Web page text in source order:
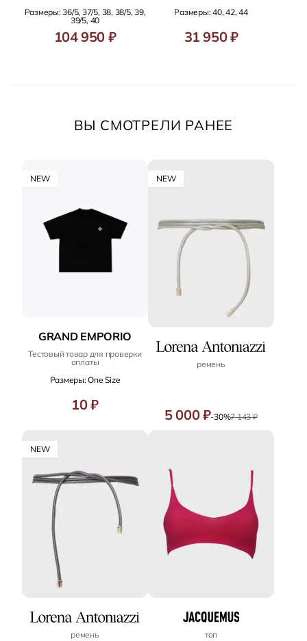
Размеры: 36/5, 37/5, 38, 38/5, 39,
39/5, 40
104 950 ₽
Размеры: 40, 42, 44
31 950 ₽
ВЫ СМОТРЕЛИ РАНЕЕ
NEW
GRAND EMPORIO
Тестовый товар для проверки
оплаты
Размеры: One Size
10 ₽
NEW
ремень
5 000 ₽-30%7 143 ₽
NEW
ремень топ